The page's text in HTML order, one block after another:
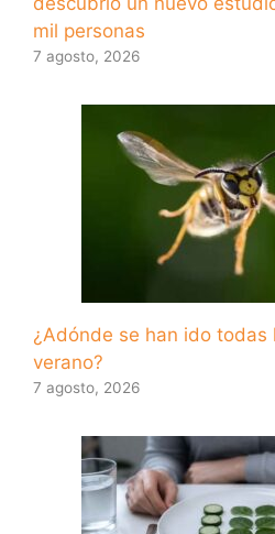
mil personas
7 agosto, 2026
¿Adónde se han ido todas
verano?
7 agosto, 2026